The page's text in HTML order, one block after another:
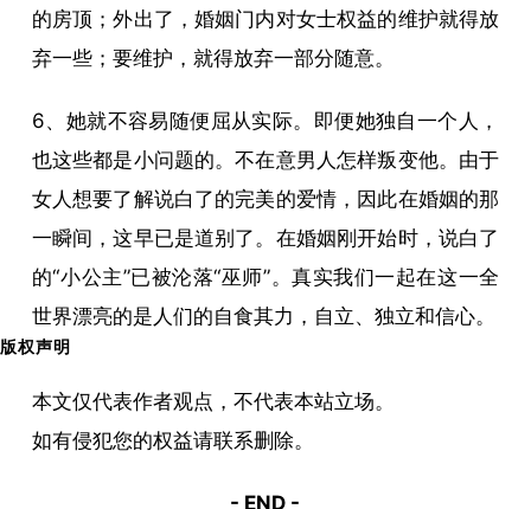
的房顶；外出了，婚姻门内对女士权益的维护就得放
弃一些；要维护，就得放弃一部分随意。
6、她就不容易随便屈从实际。即便她独自一个人，
也这些都是小问题的。不在意男人怎样叛变他。由于
女人想要了解说白了的完美的爱情，因此在婚姻的那
一瞬间，这早已是道别了。在婚姻刚开始时，说白了
的“小公主”已被沦落“巫师”。真实我们一起在这一全
世界漂亮的是人们的自食其力，自立、独立和信心。
版权声明
本文仅代表作者观点，不代表本站立场。
如有侵犯您的权益请联系删除。
- END -